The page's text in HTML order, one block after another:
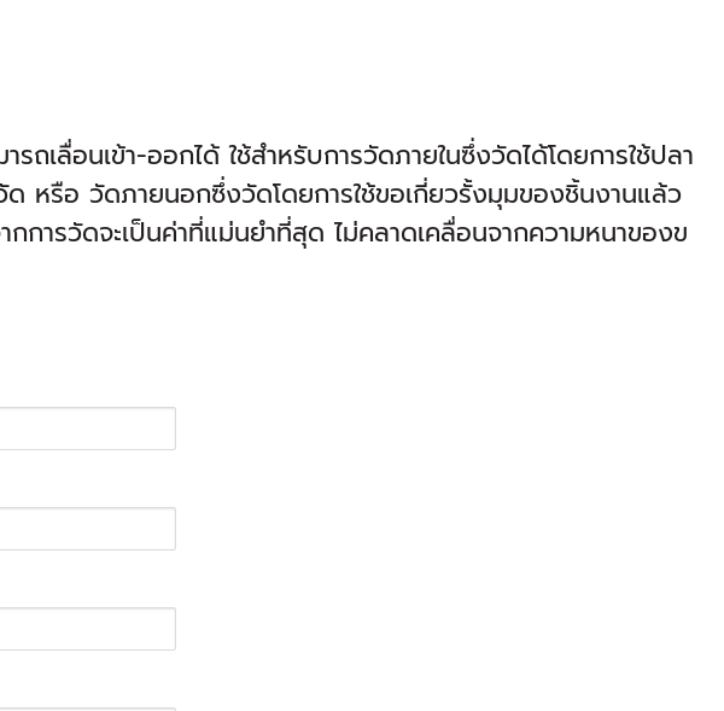
เลื่อนเข้า-ออกได้ ใช้สำหรับการวัดภายในซึ่งวัดได้โดยการใช้ปลา
หรือ วัดภายนอกซึ่งวัดโดยการใช้ขอเกี่ยวรั้งมุมของชิ้นงานแล้ว
การวัดจะเป็นค่าที่แม่นยำที่สุด ไม่คลาดเคลื่อนจากความหนาของข